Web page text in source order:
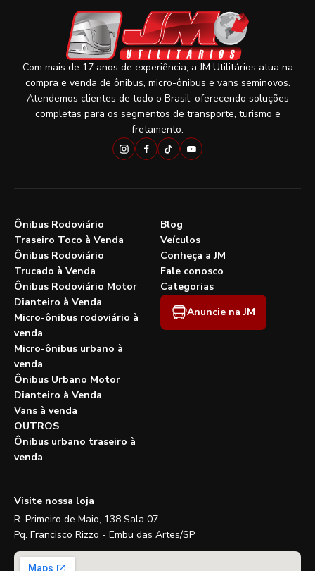
Com mais de 17 anos de experiência, a JM Utilitários atua na
compra e venda de ônibus, micro-ônibus e vans seminovos.
Atendemos clientes de todo o Brasil, oferecendo soluções
completas para os segmentos de transporte, turismo e
fretamento.
Ônibus Rodoviário
Traseiro Toco à Venda
Ônibus Rodoviário
Trucado à Venda
Ônibus Rodoviário Motor
Dianteiro à Venda
Micro-ônibus rodoviário à
venda
Micro-ônibus urbano à
venda
Ônibus Urbano Motor
Dianteiro à Venda
Vans à venda
OUTROS
Ônibus urbano traseiro à
venda
Blog
Veículos
Conheça a JM
Fale conosco
Categorias
Anuncie na JM
Visite nossa loja
R. Primeiro de Maio, 138 Sala 07
Pq. Francisco Rizzo - Embu das Artes/SP